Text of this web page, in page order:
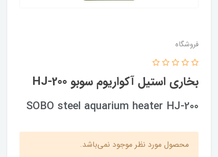
فروشگاه
بخاری استیل آکواریوم سوبو HJ-200
SOBO steel aquarium heater HJ-200
محصول مورد نظر موجود نمی‌باشد.